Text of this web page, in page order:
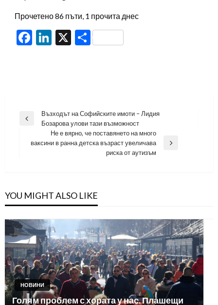
Прочетено 86 пъти, 1 прочита днес
Facebook
LinkedIn
X Share
Навигация
Previous
Възходът на Софийските имоти – Лидия
Бозарова улови тази възможност
Next
Не е вярно, че поставянето на много
ваксини в ранна детска възраст увеличава
риска от аутизъм
YOU MIGHT ALSO LIKE
НОВИНИ
Голям проблем с хората у нас. Плашещи